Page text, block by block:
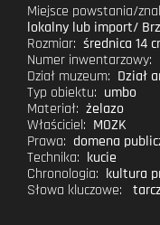
Miejsce powstania/
lokalny lub import/
Rozmiar: średnica 14
Numer inwentarzowy:
Dział muzeum: Dział
Typ obiektu: umbo
Materiał: żelazo
Właściciel: MOZK
Prawa: domena
Technika: kucie
Chronologia: kultura
Słowa kluczowe: